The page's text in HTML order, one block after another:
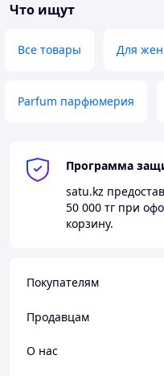
Что ищут
Все товары Для
Parfum парфюмерия
Программа
satu.kz
50 000 тг при
корзину.
Покупателям
Продавцам
О нас